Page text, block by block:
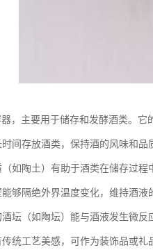
，主要用于储存和发酵酒类。它
间存放酒类，保持酒的风味和品
如陶土）有助于酒类在储存过程
够隔绝外界温度变化，维持酒液
坛（如陶坛）能与酒液发生微反
统工艺美感，可作为装饰品或礼